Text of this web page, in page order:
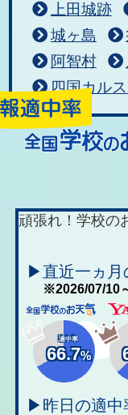
上田城跡
城ヶ島
阿智村
四国カルス
頑張れ！学校の
▶直近一ヵ月
※2026/07/10
適中率
66.7%
▶昨日の適中